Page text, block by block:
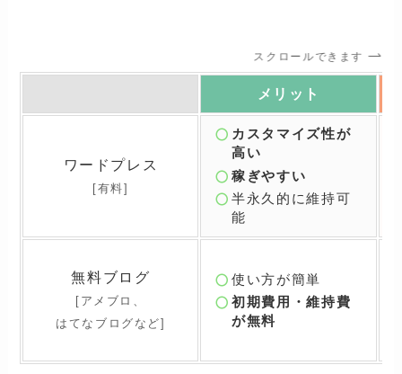
スクロールできます
メリット
ワードプレス
[有料]
カスタマイズ性が
高い
稼ぎやすい
半永久的に維持可
能
無料ブログ
[アメブロ、
はてなブログなど]
使い方が簡単
初期費用・維持費
が無料